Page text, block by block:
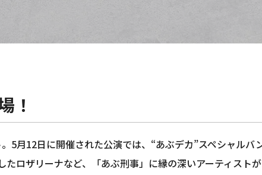
！
5月12日に開催された公演では、“あぶデカ”スペシャルバ
ロザリーナなど、「あぶ刑事」に縁の深いアーティストが